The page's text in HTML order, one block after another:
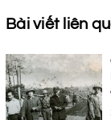
Bài viết liên